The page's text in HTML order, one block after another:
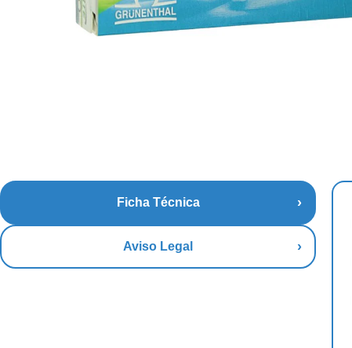
Ficha Técnica
Aviso Legal